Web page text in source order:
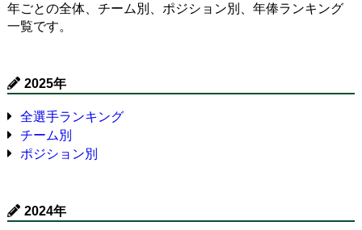
年ごとの全体、チーム別、ポジション別、年俸ランキング
一覧です。
2025年
全選手ランキング
チーム別
ポジション別
2024年